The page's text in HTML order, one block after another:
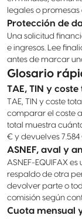
legales o
Protección de
Una solicitud
e ingresos. Lee
antes de marcar
Glosario
TAE, TIN y coste
TAE, TIN y coste
comparar el coste
total muestra
€ y devuelves 7.584
ASNEF, aval y
ASNEF-EQUIFAX
respaldo de otra
devolver parte o
comisión según
Cuota mensual